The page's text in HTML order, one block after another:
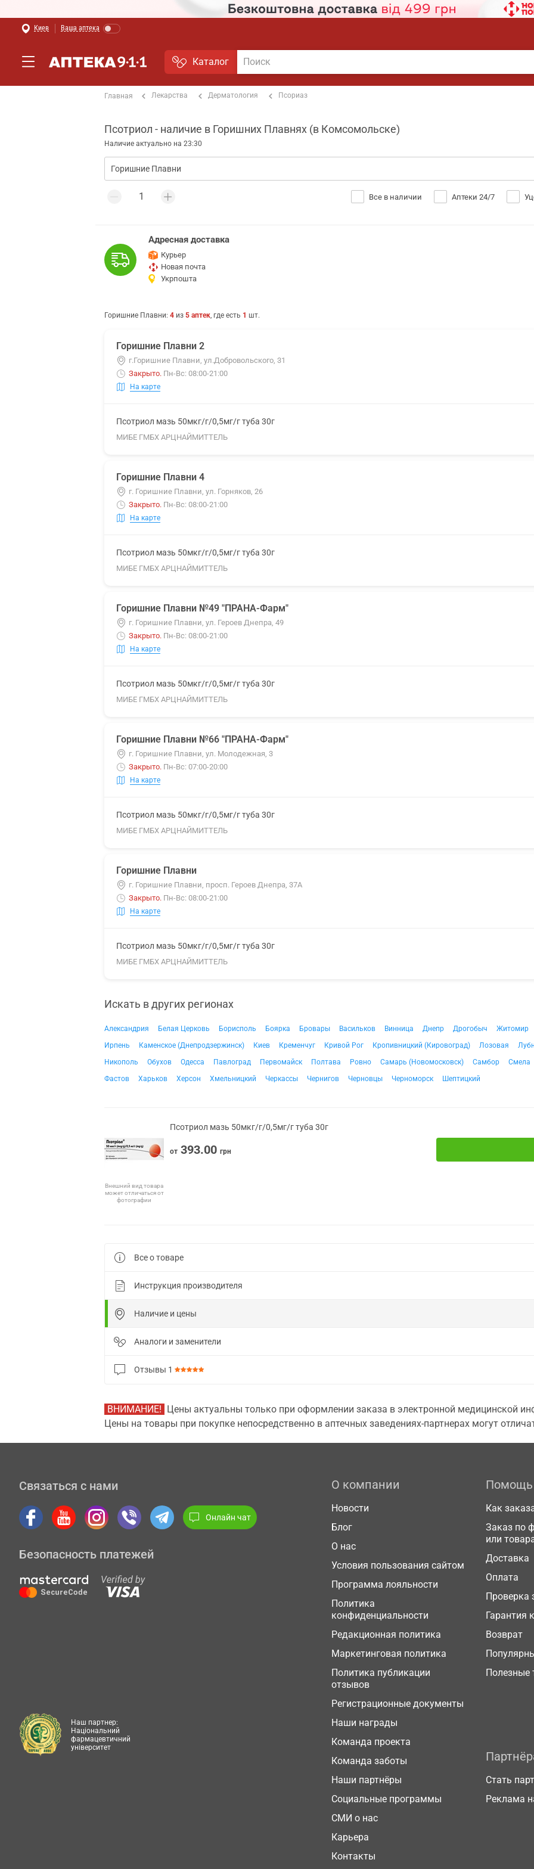
Киев Ваша аптека
Каталог
Главная Лекарства Дерматология Псориаз
Псотриол - наличие в Горишних Плавнях (в Комсомольске)
Наличие актуально на 23:30
Все в наличии Аптеки 24/7
Адресная доставка
Курьер
Новая почта
Укрпошта
Горишние Плавни: 4 из 5 аптек, где есть 1 шт.
Горишние Плавни 2
г.Горишние Плавни, ул.Добровольского, 31
Закрыто. Пн-Вс: 08:00-21:00
На карте
Псотриол мазь 50мкг/г/0,5мг/г туба 30г
МИБЕ ГМБХ АРЦНАЙМИТТЕЛЬ
Горишние Плавни 4
г. Горишние Плавни, ул. Горняков, 26
Закрыто. Пн-Вс: 08:00-21:00
На карте
Псотриол мазь 50мкг/г/0,5мг/г туба 30г
МИБЕ ГМБХ АРЦНАЙМИТТЕЛЬ
Горишние Плавни №49 "ПРАНА-Фарм"
г. Горишние Плавни, ул. Героев Днепра, 49
Закрыто. Пн-Вс: 08:00-21:00
На карте
Псотриол мазь 50мкг/г/0,5мг/г туба 30г
МИБЕ ГМБХ АРЦНАЙМИТТЕЛЬ
Горишние Плавни №66 "ПРАНА-Фарм"
г. Горишние Плавни, ул. Молодежная, 3
Закрыто. Пн-Вс: 07:00-20:00
На карте
Псотриол мазь 50мкг/г/0,5мг/г туба 30г
МИБЕ ГМБХ АРЦНАЙМИТТЕЛЬ
Горишние Плавни
г. Горишние Плавни, просп. Героев Днепра, 37А
Закрыто. Пн-Вс: 08:00-21:00
На карте
Псотриол мазь 50мкг/г/0,5мг/г туба 30г
МИБЕ ГМБХ АРЦНАЙМИТТЕЛЬ
Искать в других регионах
Александрия Белая Церковь Борисполь Боярка Бровары Васильков Винница Днепр Дрогобыч Житомир
Ирпень
Каменское (Днепродзержинск) Киев Кременчуг Кривой Рог Кропивницкий (Кировоград) Лозовая
Никополь
Обухов Одесса Павлоград Первомайск Полтава Ровно Самарь (Новомосковск) Самбор Смела
Фастов
Харьков Херсон Хмельницкий Черкассы Чернигов Черновцы Черноморск Шептицкий
Внешний вид товара
может отличаться от
фотографии
Псотриол мазь 50мкг/г/0,5мг/г туба 30г
от 393.00 грн
Все о товаре
Инструкция производителя
Наличие и цены
Аналоги и заменители
Отзывы 1
ВНИМАНИЕ! Цены актуальны только при оформлении заказа в электронной медицинской
Цены на товары при покупке непосредственно в аптечных заведениях-партнерах могут
Связаться с нами
Онлайн чат
Безопасность платежей
О компании
Новости
Блог
О нас
Условия пользования сайтом
Программа лояльности
Политика
конфиденциальности
Редакционная политика
Маркетинговая политика
Политика публикации
отзывов
Регистрационные документы
Наши награды
Команда проекта
Команда заботы
Наши партнёры
Социальные программы
СМИ о нас
Карьера
Контакты
Помощь
Как
Заказ по
или
Доставка
Оплата
Проверка
Гарантия
Возврат
Полезные
Стать
Реклама
Наш партнер:
Національний
фармацевтичний
університет